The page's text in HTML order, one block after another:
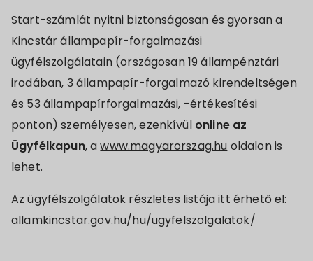
Start-számlát nyitni biztonságosan és gyorsan a
Kincstár állampapír-forgalmazási
ügyfélszolgálatain (országosan 19 állampénztári
irodában, 3 állampapír-forgalmazó kirendeltségen
és 53 állampapírforgalmazási, -értékesítési
ponton) személyesen, ezenkívül online az
Ügyfélkapun, awww.magyarorszag.hu oldalon is
lehet.
Az ügyfélszolgálatok részletes listája itt érhető el:
allamkincstar.gov.hu/hu/ugyfelszolgalatok/